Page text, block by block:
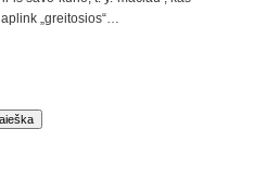
„greitosios“…